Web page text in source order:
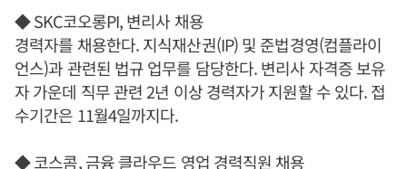
◆ SKC코오롱PI, 변리사 채용
경력자를 채용한다. 지식재산권(IP) 및 준법경영(컴플라이
언스)과 관련된 법규 업무를 담당한다. 변리사 자격증 보유
자 가운데 직무 관련 2년 이상 경력자가 지원할 수 있다. 접
수기간은 11월4일까지다.
◆ 코스콤, 금융 클라우드 영업 경력직원 채용